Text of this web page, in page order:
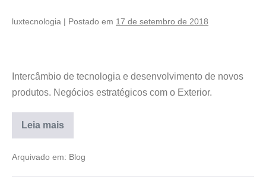
luxtecnologia | Postado em 17 de setembro de 2018
Intercâmbio de tecnologia e desenvolvimento de novos
produtos. Negócios estratégicos com o Exterior.
Leia mais
Arquivado em: Blog